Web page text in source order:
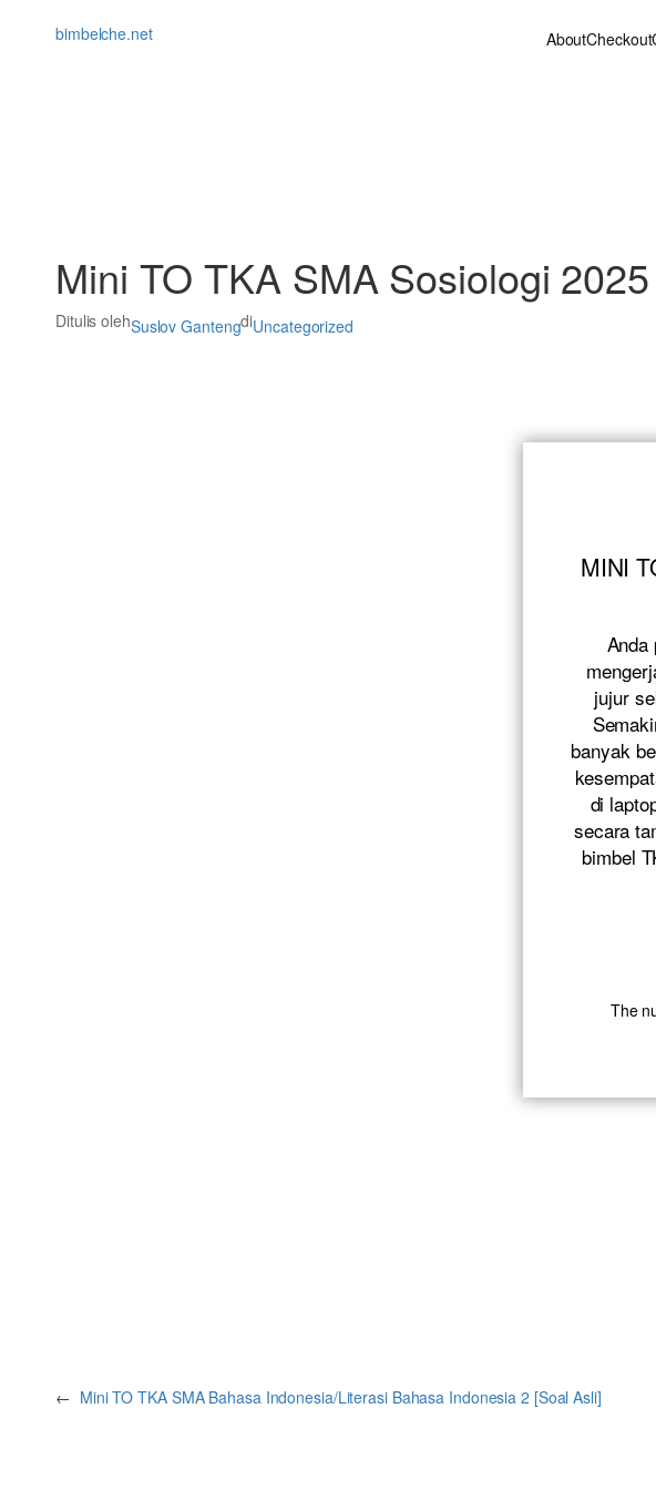
bimbelche.net AboutCheckout
Mini TO TKA SMA Sosiologi
Ditulis olehSuslov GantengdiUncategorized
MINI
Anda
jujur
banyak
di
secara
bimbel
The
← Mini TO TKA SMA Bahasa Indonesia/Literasi Bahasa Indonesia 2 [Soal Asli]